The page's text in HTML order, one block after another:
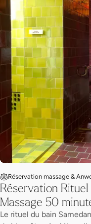
Réservation massage &
Réservation
Massage 50
Le rituel du bain